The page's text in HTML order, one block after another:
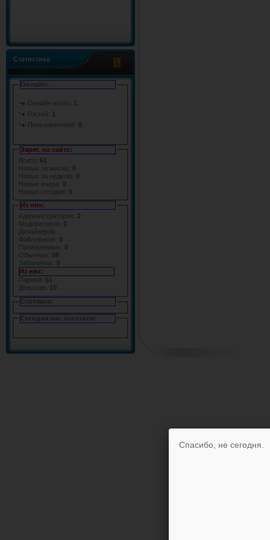
Статистика
Онлайн:
Онлайн всего: 1
Гостей: 1
Пользователей: 0
Зарег. на сайте:
Всего: 61
Новых за месяц: 0
Новых за неделю: 0
Новых вчера: 0
Новых сегодня: 0
Из них:
Администраторов: 2
Модераторов: 0
Дизайнеров:
Файловиков: 0
Проверенных: 0
Обычных: 59
Забаненых: 0
Из них:
Парней: 51
Девушек:
10
Счетчики:
Сегодня нас посетили:
Спасибо, не сегодня.